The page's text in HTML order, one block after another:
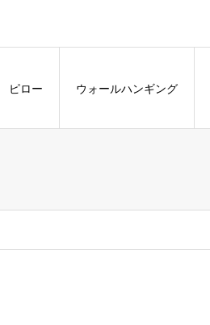
ピロー ウォールハンギング